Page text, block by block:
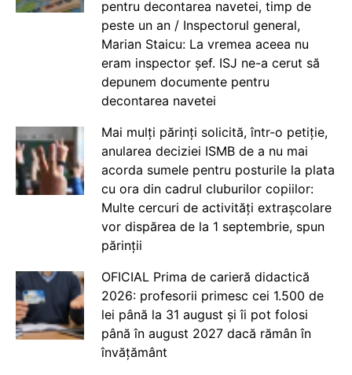
pentru decontarea navetei, timp de
peste un an / Inspectorul general,
Marian Staicu: La vremea aceea nu
eram inspector șef. ISJ ne-a cerut să
depunem documente pentru
decontarea navetei
Mai mulți părinți solicită, într-o petiție,
anularea deciziei ISMB de a nu mai
acorda sumele pentru posturile la plata
cu ora din cadrul cluburilor copiilor:
Multe cercuri de activități extrașcolare
vor dispărea de la 1 septembrie, spun
părinții
OFICIAL Prima de carieră didactică
2026: profesorii primesc cei 1.500 de
lei până la 31 august și îi pot folosi
până în august 2027 dacă rămân în
învățământ